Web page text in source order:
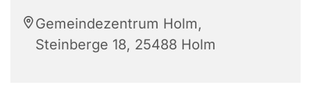
Gemeindezentrum Holm,
Steinberge 18, 25488 Holm